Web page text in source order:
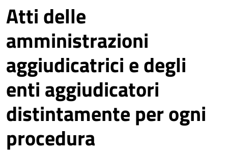
Atti delle
amministrazioni
aggiudicatrici e degli
enti aggiudicatori
distintamente per ogni
procedura